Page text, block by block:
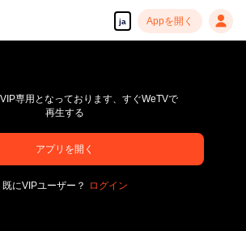
ja Appを開く
pay limit
1-917e8a36d973da7d6d595962ae082af9
専用となっております、すぐWeTVで
再生する
アプリを開く
既にVIPユーザー？ ログイン